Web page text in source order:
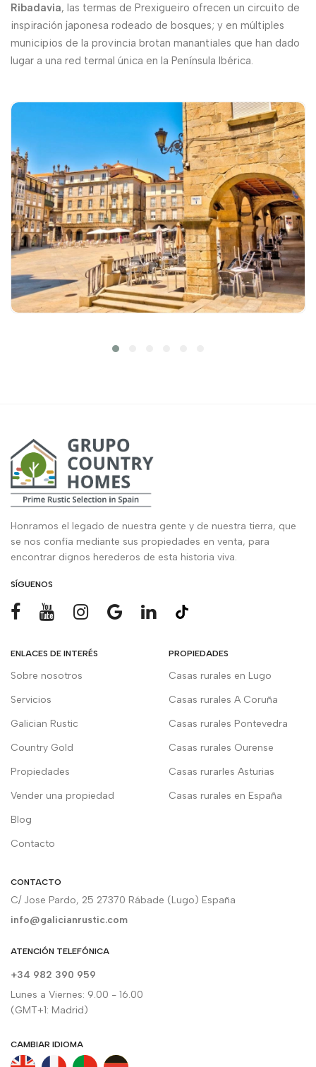
Ribadavia, las termas de Prexigueiro ofrecen un circuito de
inspiración japonesa rodeado de bosques; y en múltiples
municipios de la provincia brotan manantiales que han dado
lugar a una red termal única en la Península Ibérica.
Honramos el legado de nuestra gente y de nuestra tierra, que
se nos confía mediante sus propiedades en venta, para
encontrar dignos herederos de esta historia viva.
SÍGUENOS
ENLACES DE INTERÉS
Sobre nosotros
Servicios
Galician Rustic
Country Gold
Propiedades
Vender una propiedad
Blog
Contacto
PROPIEDADES
Casas rurales en Lugo
Casas rurales A Coruña
Casas rurales Pontevedra
Casas rurales Ourense
Casas rurarles Asturias
Casas rurales en España
CONTACTO
C/ Jose Pardo, 25 27370 Rábade (Lugo) España
info@galicianrustic.com
ATENCIÓN TELEFÓNICA
+34 982 390 959
Lunes a Viernes: 9.00 - 16.00
(GMT+1: Madrid)
CAMBIAR IDIOMA